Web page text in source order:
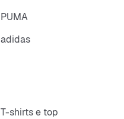
PUMA
adidas
T-shirts e top